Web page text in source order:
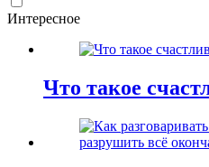
Интересное
Что такое